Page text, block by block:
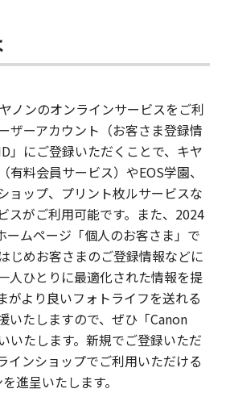
ノンのオンラインサービスをご利
ザーアカウント（お客さま登録情
」にご登録いただくことで、キヤ
有料会員サービス）やEOS学園、
ョップ、プリント枚ルサービスな
スがご利用可能です。また、2024
ームページ「個人のお客さま」で
じめお客さまのご登録情報などに
人ひとりに最適化された情報を提
がより良いフォトライフを送れる
いたしますので、ぜひ「Canon
いたします。新規でご登録いただ
インショップでご利用いただける
進呈いたします。